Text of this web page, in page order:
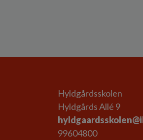
Hyldgårdsskolen
Hyldgårds Allé 9
99604800